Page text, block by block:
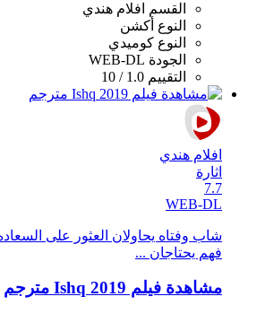
القسم افلام هندي
النوع أكشن
النوع كوميدي
الجودة WEB-DL
التقييم 1.0 / 10
افلام هندي
اثارة
7.7
WEB-DL
شاب وفتاه يحاولان العثور على
فهم يحتاجان ...
مشاهدة فيلم Ishq 2019 مترجم